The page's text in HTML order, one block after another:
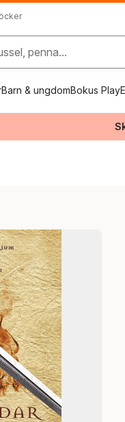
penna...
Barn & ungdomBokus Play